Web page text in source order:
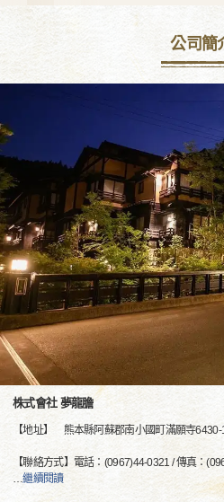
公司簡
株式會社 夢龍膽
【地址】 熊本縣阿蘇郡南小國町滿願寺6430-
【聯絡方式】電話：(0967)44-0321 / 傳真：
…繼續閱讀